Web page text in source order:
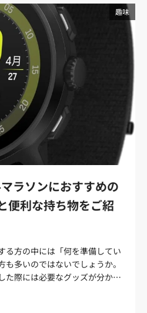
。腕が振れなくなると体幹が崩
速の大きな原因になります。
たる
ルの原因になります。特に肌が
や痛みを伴うリスクがあるため
されます。アームカバーで紫外
のリスクや疲労感を軽減しま
できます。筆者の経験をもとに
か冬か使用シーズ
って得られる効果が大きく異な
ましょう。また、紫外線量が多
ームカバーがおすすめです。
上します。使用したい時期を考
ームカバーの効果を最大限に
さい。 紫外線対策なら
線をカバーできるわけではあり
の参考にしてください。 カー
ー）の効果は？ カーフス
ーフ）に着用するサポーター
ポーターやカーフサポーターと
にはどのような効果があるので
果とし
よるパフォーマンス向上や疲
する機能のこと。一般的なサポ
りとした圧迫感やフィット感が
す。このとき、筋肉が振動する
積しますが、コンプレッション
迫し、この振動を抑制。筋肉
ォーマンス向上や疲労軽減に
せん。こうしたリスクを回避
り守ってくれるのがカーフス
に大きく影響します。競技結果
されているなら、カーフスリー
趣味
ラソンにおすすめの
便利な持ち物をご紹
る方の中には「何を準備してい
多いのではないでしょうか。
た際には必要なグッズが分から